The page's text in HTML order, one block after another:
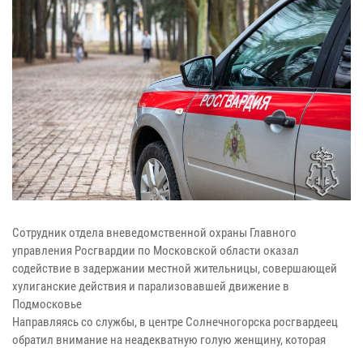
Сотрудник отдела вневедомственной охраны Главного
управления Росгвардии по Московской области оказал
содействие в задержании местной жительницы, совершающей
хулиганские действия и парализовавшей движение в
Подмосковье
Направляясь со службы, в центре Солнечногорска росгвардеец
обратил внимание на неадекватную голую женщину, которая